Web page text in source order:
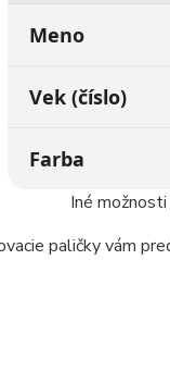
Meno
Vek (číslo)
Farba
Iné
paličky vám